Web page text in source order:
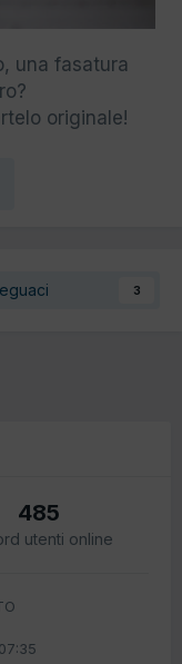
una fasatura
originale!
3
485
utenti online